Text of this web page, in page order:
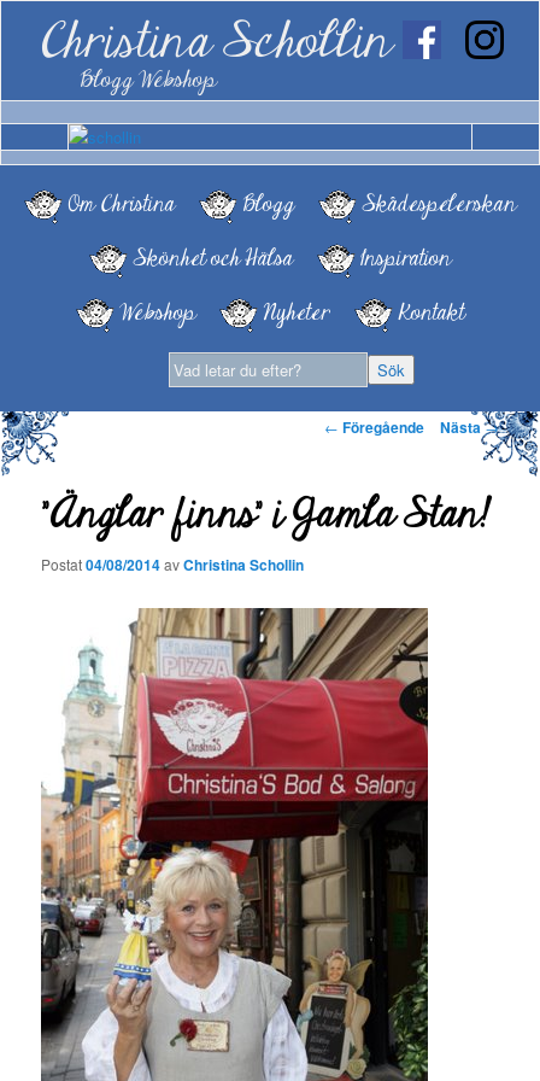
Christina Schollin
Blogg Webshop
Om Christina Blogg
Skådespelerskan
Skönhet och Hälsa
Inspiration
Webshop
Nyheter Kontakt
Inläggsnavigering
← Föregående Nästa→
”Änglar finns” i Gamla Stan!
Postat04/08/2014avChristina Schollin